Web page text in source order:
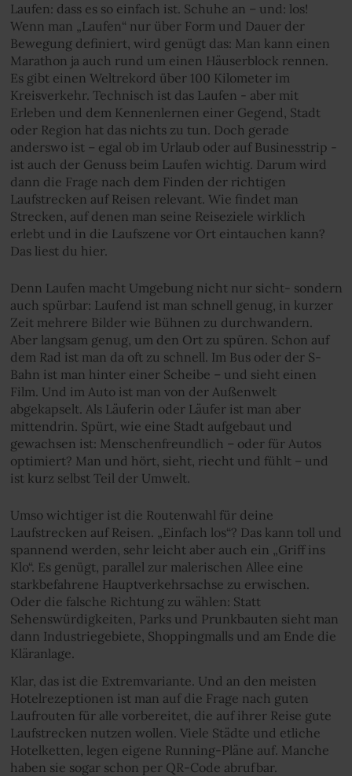
Laufen: dass es so einfach ist. Schuhe an – und: los!
Wenn man „Laufen“ nur über Form und Dauer der
Bewegung definiert, wird genügt das: Man kann einen
Marathon ja auch rund um einen Häuserblock rennen.
Es gibt einen Weltrekord über 100 Kilometer im
Kreisverkehr. Technisch ist das Laufen - aber mit
Erleben und dem Kennenlernen einer Gegend, Stadt
oder Region hat das nichts zu tun. Doch gerade
anderswo ist – egal ob im Urlaub oder auf Businesstrip -
ist auch der Genuss beim Laufen wichtig. Darum wird
dann die Frage nach dem Finden der richtigen
Laufstrecken auf Reisen relevant. Wie findet man
Strecken, auf denen man seine Reiseziele wirklich
erlebt und in die Laufszene vor Ort eintauchen kann?
Das liest du hier.
Denn Laufen macht Umgebung nicht nur sicht- sondern
auch spürbar: Laufend ist man schnell genug, in kurzer
Zeit mehrere Bilder wie Bühnen zu durchwandern.
Aber langsam genug, um den Ort zu spüren. Schon auf
dem Rad ist man da oft zu schnell. Im Bus oder der S-
Bahn ist man hinter einer Scheibe – und sieht einen
Film. Und im Auto ist man von der Außenwelt
abgekapselt. Als Läuferin oder Läufer ist man aber
mittendrin. Spürt, wie eine Stadt aufgebaut und
gewachsen ist: Menschenfreundlich – oder für Autos
optimiert? Man und hört, sieht, riecht und fühlt – und
ist kurz selbst Teil der Umwelt.
Umso wichtiger ist die Routenwahl für deine
Laufstrecken auf Reisen. „Einfach los“? Das kann toll und
spannend werden, sehr leicht aber auch ein „Griff ins
Klo“. Es genügt, parallel zur malerischen Allee eine
starkbefahrene Hauptverkehrsachse zu erwischen.
Oder die falsche Richtung zu wählen: Statt
Sehenswürdigkeiten, Parks und Prunkbauten sieht man
dann Industriegebiete, Shoppingmalls und am Ende die
Kläranlage.
Klar, das ist die Extremvariante. Und an den meisten
Hotelrezeptionen ist man auf die Frage nach guten
Laufrouten für alle vorbereitet, die auf ihrer Reise gute
Laufstrecken nutzen wollen. Viele Städte und etliche
Hotelketten, legen eigene Running-Pläne auf. Manche
haben sie sogar schon per QR-Code abrufbar.